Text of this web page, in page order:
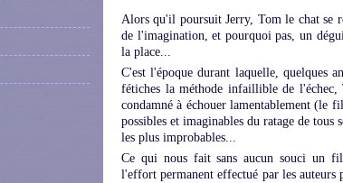
Alors qu'il poursuit Jerry, Tom le chat se
de l'imagination, et pourquoi pas, un
la place...
C'est l'époque durant laquelle, quelques
fétiches la méthode infaillible de l'échec,
condamné à échouer lamentablement (le
possibles et imaginables du ratage de tous
les plus improbables...
Ce qui nous fait sans aucun souci un
l'effort permanent effectué par les